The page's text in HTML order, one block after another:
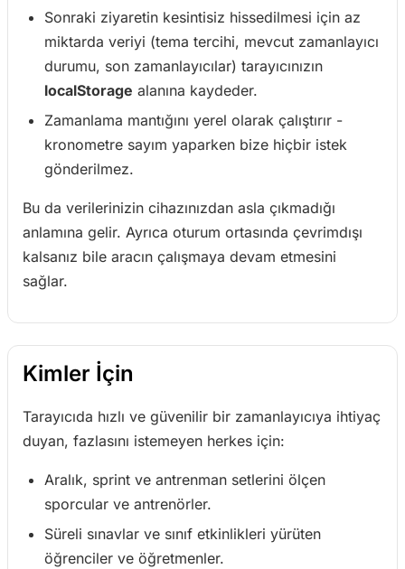
Sonraki ziyaretin kesintisiz hissedilmesi için az
miktarda veriyi (tema tercihi, mevcut zamanlayıcı
durumu, son zamanlayıcılar) tarayıcınızın
localStorage alanına kaydeder.
Zamanlama mantığını yerel olarak çalıştırır -
kronometre sayım yaparken bize hiçbir istek
gönderilmez.
Bu da verilerinizin cihazınızdan asla çıkmadığı
anlamına gelir. Ayrıca oturum ortasında çevrimdışı
kalsanız bile aracın çalışmaya devam etmesini
sağlar.
Kimler İçin
Tarayıcıda hızlı ve güvenilir bir zamanlayıcıya ihtiyaç
duyan, fazlasını istemeyen herkes için:
Aralık, sprint ve antrenman setlerini ölçen
sporcular ve antrenörler.
Süreli sınavlar ve sınıf etkinlikleri yürüten
öğrenciler ve öğretmenler.